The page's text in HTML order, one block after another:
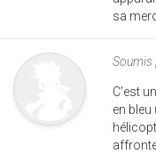
sa
Soumis
C’est
en